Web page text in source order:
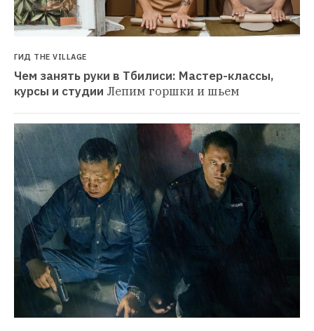
ГИД THE VILLAGE
Чем занять руки в Тбилиси: Мастер-классы,
курсы и студии Лепим горшки и шьем